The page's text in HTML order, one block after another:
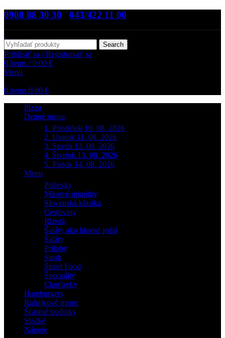
0908 88 30 30 043/422 11 00
Search
Prihlásiť sa / Registrovať sa
0 items / 0.00 €
Menu
0 items 0.00 €
Pizza
Denné menu
1. Pondelok 10. 08. 2026
2. Utorok 11. 08. 2026
3. Streda 12. 08. 2026
4. Štvrtok 13. 08. 2026
5. Piatok 14. 08. 2026
Menu
Polievky
Mäsové minútky
Slovenská klasika
Cestoviny
Rizotá
Šaláty ako hlavné jedlá
Šaláty
Prílohy
Steak
Street Food
Špeciality
Chuťovky
Hamburgery
Raňajkové menu
Šťastné hodinky
Sladké
Nápoje